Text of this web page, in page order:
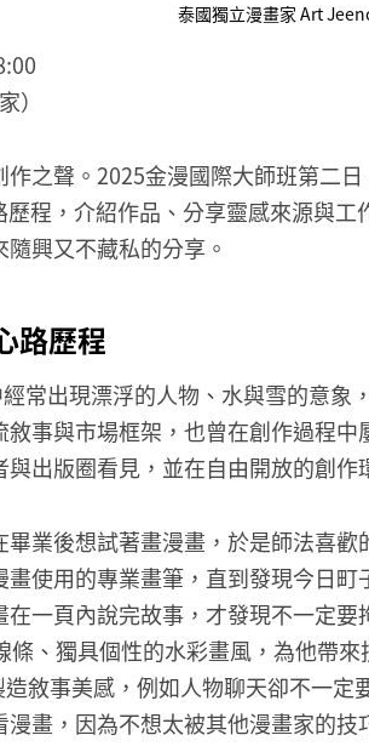
泰國獨立漫畫家 Art
）
之聲。2025金漫國際大師班第二
程，介紹作品、分享靈感來源與工
興又不藏私的分享。
路歷程
常出現漂浮的人物、水與雪的意象
事與市場框架，也曾在創作過程中
出版圈看見，並在自由開放的創作
業後想試著畫漫畫，於是師法喜歡
使用的專業畫筆，直到發現今日
一頁內說完故事，才發現不一定要
、獨具個性的水彩畫風，為他帶
敘事美感，例如人物聊天卻不一定
畫，因為不想太被其他漫畫家的技